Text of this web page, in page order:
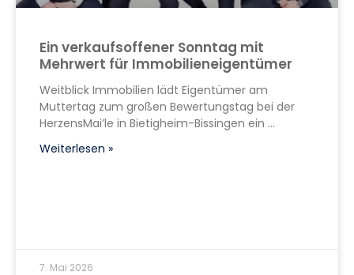
Ein verkaufsoffener Sonntag mit
Mehrwert für Immobilieneigentümer
Weitblick Immobilien lädt Eigentümer am
Muttertag zum großen Bewertungstag bei der
HerzensMai’le in Bietigheim-Bissingen ein
Weiterlesen »
7. Mai 2026